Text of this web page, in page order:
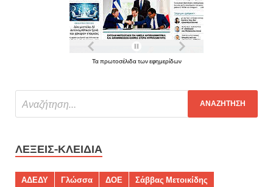
Τα πρωτοσέλιδα των εφημερίδων
ΛΈΞΕΙΣ-ΚΛΕΙΔΙΆ
ΑΔΕΔΥ Γλώσσα ΔΟΕ
Σάββας Μετοικίδης